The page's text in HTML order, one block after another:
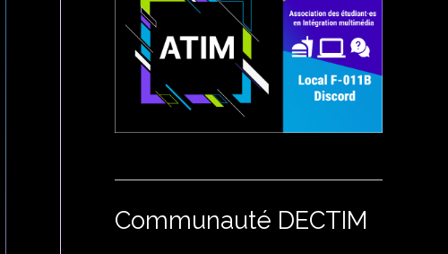
Communauté DECTIM